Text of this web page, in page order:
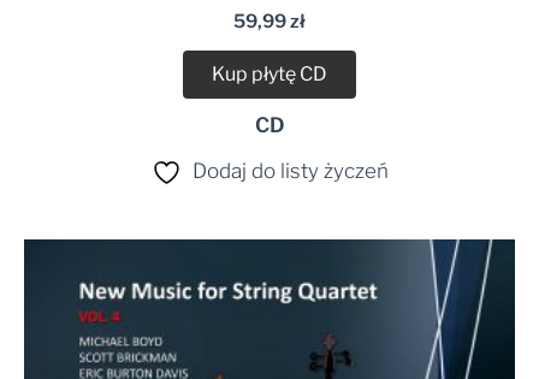
59,99zł
Kup płytę CD
CD
Dodaj do listy życzeń